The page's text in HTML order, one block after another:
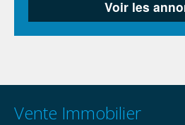
Vente Immobilier